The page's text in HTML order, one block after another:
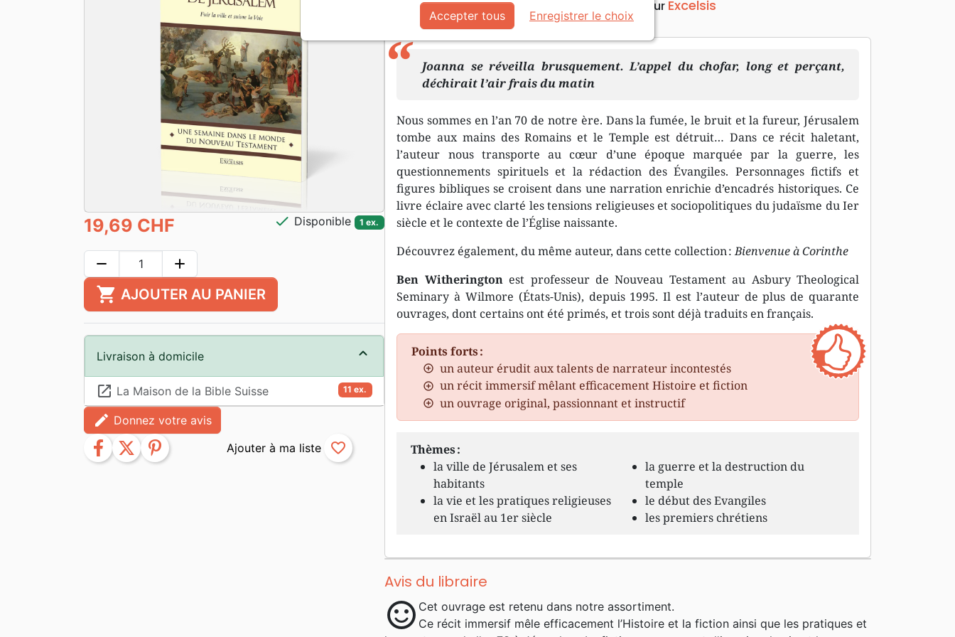
RéférenceEXL0578 EAN Editeur Excelsis
Description Détails du produit
Joanna se réveilla brusquement. L’appel du chofar, long et perçant,
déchirait l’air frais du matin
Nous sommes en l’an 70 de notre ère. Dans la fumée, le bruit et la fureur, Jérusalem
tombe aux mains des Romains et le Temple est détruit… Dans ce récit haletant,
l’auteur nous transporte au cœur d’une époque marquée par la guerre, les
questionnements spirituels et la rédaction des Évangiles. Personnages fictifs et
figures bibliques se croisent dans une narration enrichie d’encadrés historiques. Ce
livre éclaire avec clarté les tensions religieuses et sociopolitiques du judaïsme du Ier
siècle et le contexte de l’Église naissante.
Découvrez également, du même auteur, dans cette collection :Bienvenue à Corinthe
Ben Witheringtonest professeur de Nouveau Testament au Asbury Theological
Seminary à Wilmore (États-Unis), depuis 1995. Il est l’auteur de plus de quarante
ouvrages, dont certains ont été primés, et trois sont déjà traduits en français.
Points forts :
un auteur érudit aux talents de narrateur incontestés
un récit immersif mêlant efficacement Histoire et fiction
un ouvrage original, passionnant et instructif
Thèmes :
la ville de Jérusalem et ses
habitants
la vie et les pratiques religieuses
en Israël au 1er siècle
la guerre et la destruction du
temple
le début des Evangiles
les premiers chrétiens
Avis du libraire
sentiment_satisfied Cet ouvrage est retenu dans notre assortiment.
Ce récit immersif mêle efficacement l’Histoire et la fiction ainsi que les pratiques et
19,69 CHF check Disponible 1 ex.
remove add
shopping_cart AJOUTER AU PANIER
Livraison à domicile
11 ex.
launch La Maison de la Bible Suisse
edit Donnez votre avis
facebook twitter pinterest favorite_border
Accepter tous Enregistrer le choix